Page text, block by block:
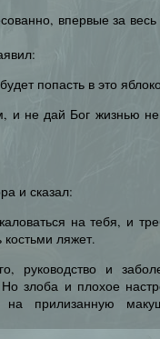
впервые за весь
попасть в это
и не дай Бог жизнью не
и сказал:
на тебя, и
костьми ляжет.
руководство и
злоба и плохое
прилизанную